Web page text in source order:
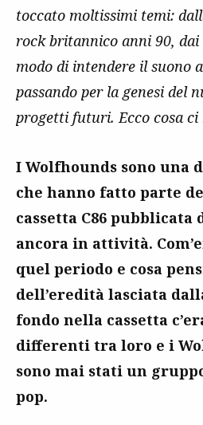
toccato moltissimi temi:
rock britannico anni 90,
modo di intendere il suono
passando per la genesi del
progetti futuri. Ecco cosa ci
I Wolfhounds sono una
che hanno fatto parte
cassetta C86 pubblicata
ancora in attività.
quel periodo e cosa
dell’eredità lasciata
fondo nella cassetta
differenti tra loro e i
sono mai stati un
pop.